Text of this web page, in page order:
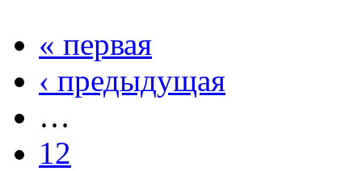
« первая
‹ предыдущая
…
12